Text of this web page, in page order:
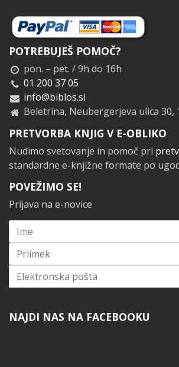
POTREBUJEŠ POMOČ?
pon. – pet. / 9h do 16h
01 200 37 05
info@biblos.si
Beletrina, Neubergerjeva ulica 30,
PRETVORBA KNJIG V E-OBLIKO
Nudimo svetovanje in pomoč pri
standardne e-knjižne formate po
POVEŽIMO SE!
Prijava na e-novice
Prijavi se na novice
NAJDI NAS NA FACEBOOKU